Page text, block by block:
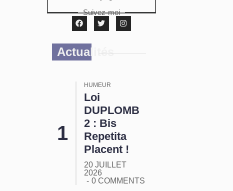
Suivez-moi
Actualités
HUMEUR
Loi
DUPLOMB
2 : Bis
Repetita
Placent !
20 JUILLET
2026
0 COMMENTS